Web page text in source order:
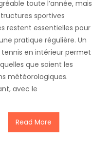
toute l’année, mais
sportives
restent essentielles pour
pratique régulière. Un
en intérieur permet
que soient les
météorologiques.
avec le
Read More